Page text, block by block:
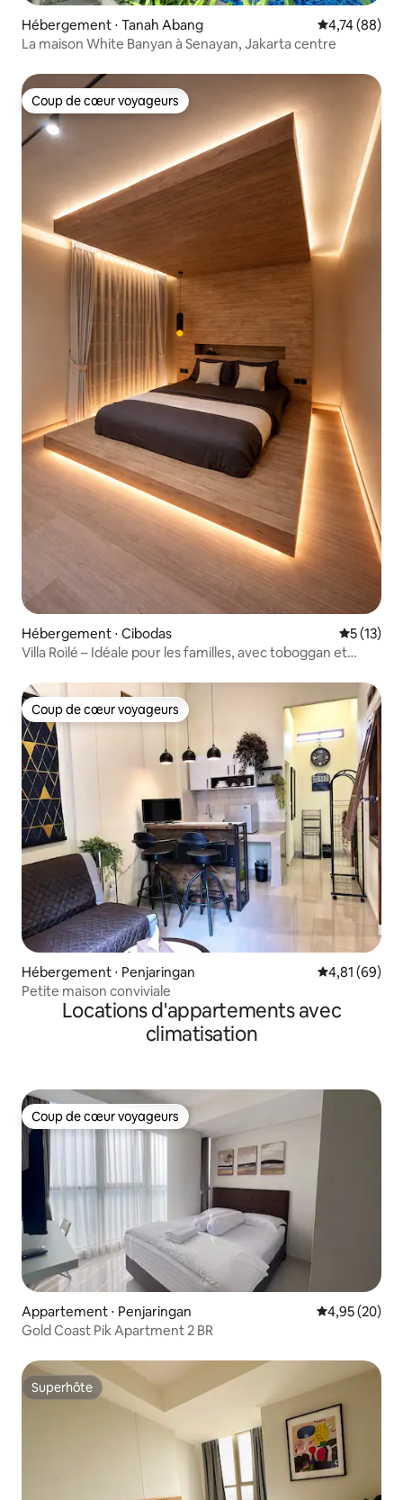
Hébergement ⋅ Tanah Abang Évaluation
4,74 (88)
La maison White Banyan à Senayan, Jakarta centre
Coup de cœur voyageurs
Coup de cœur voyageurs
Hébergement ⋅ Cibodas
5 (13)
Villa Roilé – Idéale pour les familles, avec toboggan et
Coup de cœur voyageurs
Coup de cœur voyageurs
Hébergement ⋅ Penjaringan Évaluation
4,81 (69)
Petite maison conviviale
Locations d'appartements avec
climatisation
Coup de cœur voyageurs
Coup de cœur voyageurs
Appartement ⋅ Penjaringan Évaluation
4,95 (20)
Gold Coast Pik Apartment 2 BR
Superhôte
Superhôte